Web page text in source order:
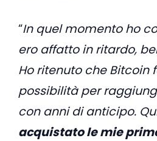
“In quel momento ho
ero affatto in ritardo,
Ho ritenuto che Bitcoin
possibilità per
con anni di anticipo.
acquistato le mie